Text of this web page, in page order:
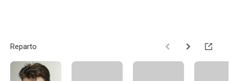
Reparto